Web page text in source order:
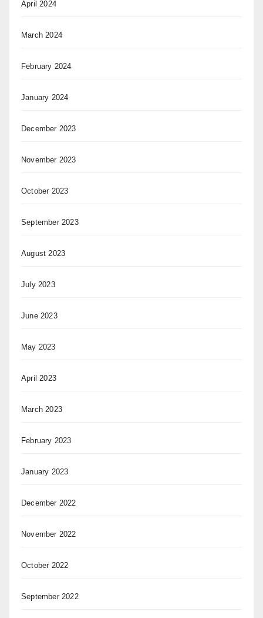
April 2024
March 2024
February 2024
January 2024
December 2023
November 2023
October 2023
September 2023
August 2023
July 2023
June 2023
May 2023
April 2023
March 2023
February 2023
January 2023
December 2022
November 2022
October 2022
September 2022